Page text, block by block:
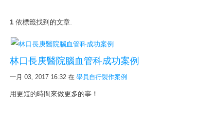
Claris FileMaker 平台
FileMaker 系統安全性
新 Claris FileMaker 2023
Claris Connect 流程自動化
新影片
1 依標籤找到的文章.
林口長庚醫院腦血管科成功案例
一月 03, 2017 16:32 在 學員自行製作案例
用更短的時間來做更多的事！